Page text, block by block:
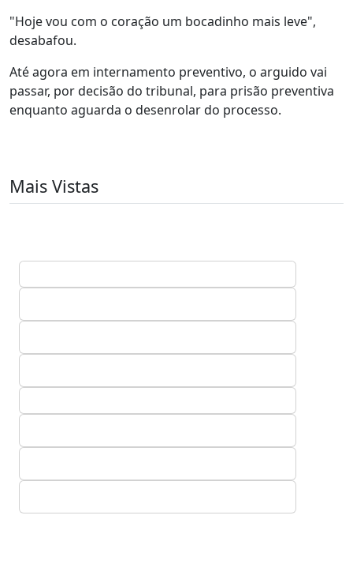
"Hoje vou com o coração um bocadinho mais leve",
desabafou.
Até agora em internamento preventivo, o arguido vai
passar, por decisão do tribunal, para prisão preventiva
enquanto aguarda o desenrolar do processo.
Mais Vistas